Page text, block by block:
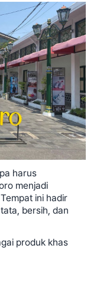
harus
menjadi
ini hadir
bersih, dan
produk khas